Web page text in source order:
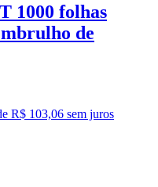
1000 folhas
de
R$ 103,06 sem juros